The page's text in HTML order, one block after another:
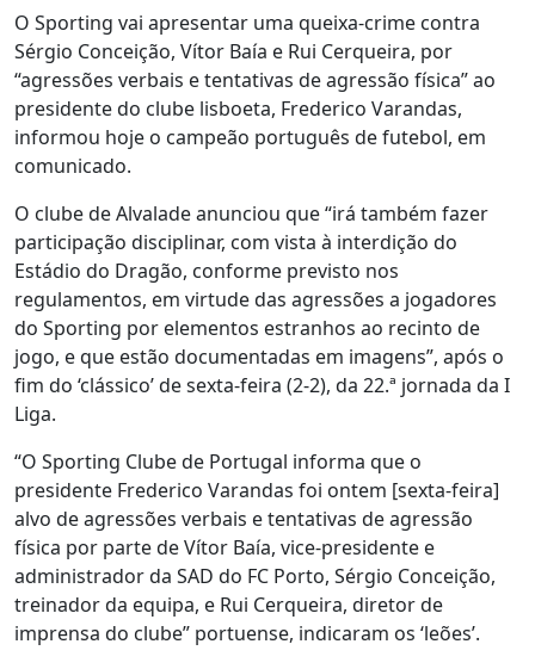
O Sporting vai apresentar uma queixa-crime contra
Sérgio Conceição, Vítor Baía e Rui Cerqueira, por
“agressões verbais e tentativas de agressão física” ao
presidente do clube lisboeta, Frederico Varandas,
informou hoje o campeão português de futebol, em
comunicado.
O clube de Alvalade anunciou que “irá também fazer
participação disciplinar, com vista à interdição do
Estádio do Dragão, conforme previsto nos
regulamentos, em virtude das agressões a jogadores
do Sporting por elementos estranhos ao recinto de
jogo, e que estão documentadas em imagens”, após o
fim do ‘clássico’ de sexta-feira (2-2), da 22.ª jornada da I
Liga.
“O Sporting Clube de Portugal informa que o
presidente Frederico Varandas foi ontem [sexta-feira]
alvo de agressões verbais e tentativas de agressão
física por parte de Vítor Baía, vice-presidente e
administrador da SAD do FC Porto, Sérgio Conceição,
treinador da equipa, e Rui Cerqueira, diretor de
imprensa do clube” portuense, indicaram os ‘leões’.